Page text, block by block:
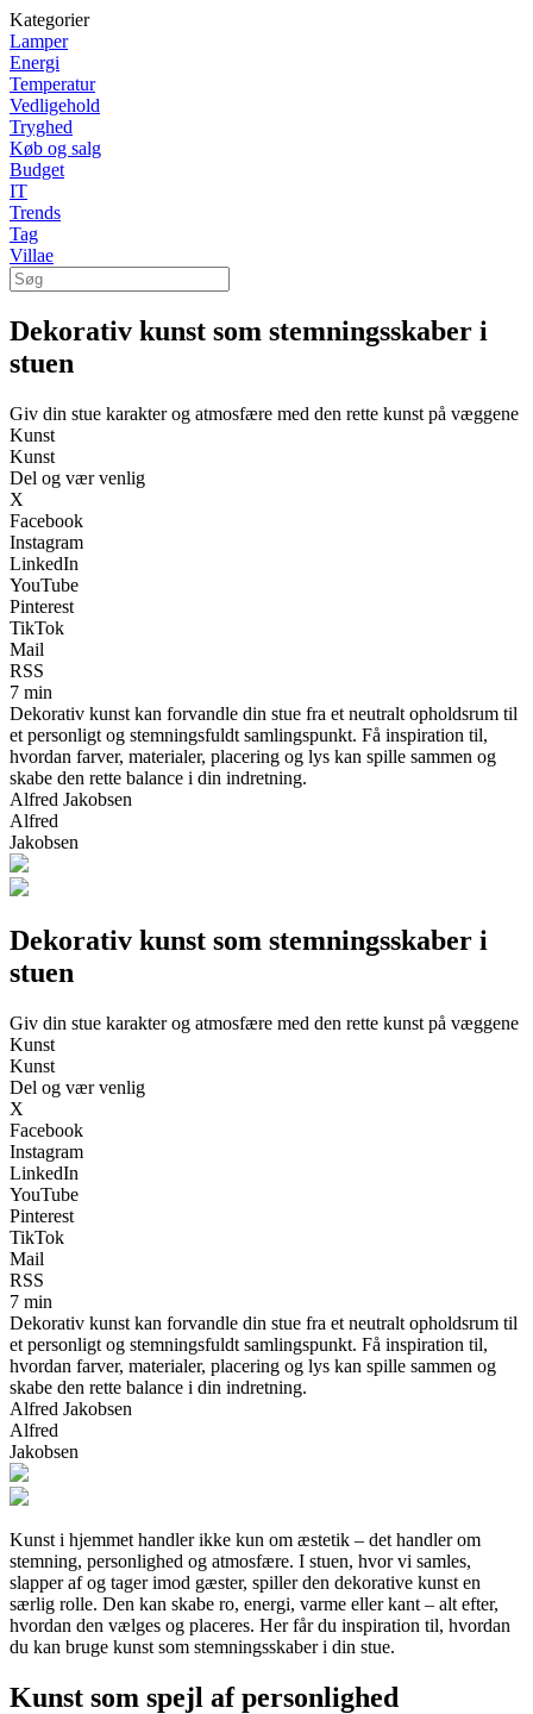
Kategorier
Lamper
Energi
Temperatur
Vedligehold
Tryghed
Køb og salg
Budget
IT
Trends
Tag
Villae
Dekorativ kunst som stemningsskaber i
stuen
Giv din stue karakter og atmosfære med den rette kunst på væggene
Kunst
Kunst
Del og vær venlig
X
Facebook
Instagram
LinkedIn
YouTube
Pinterest
TikTok
Mail
RSS
7 min
Dekorativ kunst kan forvandle din stue fra et neutralt opholdsrum til
et personligt og stemningsfuldt samlingspunkt. Få inspiration til,
hvordan farver, materialer, placering og lys kan spille sammen og
skabe den rette balance i din indretning.
Alfred Jakobsen
Alfred
Jakobsen
Dekorativ kunst som stemningsskaber i
stuen
Giv din stue karakter og atmosfære med den rette kunst på væggene
Kunst
Kunst
Del og vær venlig
X
Facebook
Instagram
LinkedIn
YouTube
Pinterest
TikTok
Mail
RSS
7 min
Dekorativ kunst kan forvandle din stue fra et neutralt opholdsrum til
et personligt og stemningsfuldt samlingspunkt. Få inspiration til,
hvordan farver, materialer, placering og lys kan spille sammen og
skabe den rette balance i din indretning.
Alfred Jakobsen
Alfred
Jakobsen
Kunst i hjemmet handler ikke kun om æstetik – det handler om
stemning, personlighed og atmosfære. I stuen, hvor vi samles,
slapper af og tager imod gæster, spiller den dekorative kunst en
særlig rolle. Den kan skabe ro, energi, varme eller kant – alt efter,
hvordan den vælges og placeres. Her får du inspiration til, hvordan
du kan bruge kunst som stemningsskaber i din stue.
Kunst som spejl af personlighed